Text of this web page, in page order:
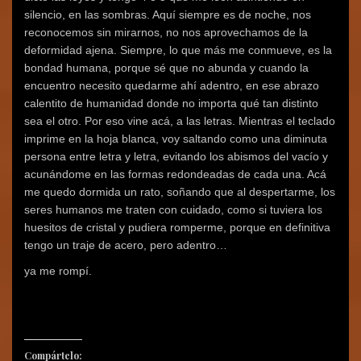
silencio, en las sombras. Aquí siempre es de noche, nos
reconocemos sin mirarnos, no nos aprovechamos de la
deformidad ajena. Siempre, lo que más me conmueve, es la
bondad humana, porque sé que no abunda y cuando la
encuentro necesito quedarme ahí adentro, en ese abrazo
calentito de humanidad donde no importa qué tan distinto
sea el otro. Por eso vine acá, a las letras. Mientras el teclado
imprime en la hoja blanca, voy saltando como una diminuta
persona entre letra y letra, evitando los abismos del vacío y
acunándome en las formas redondeadas de cada una. Acá
me quedo dormida un rato, soñando que al despertarme, los
seres humanos me traten con cuidado, como si tuviera los
huesitos de cristal y pudiera romperme, porque en definitiva
tengo un traje de acero, pero adentro…
ya me rompí.
Compártelo: